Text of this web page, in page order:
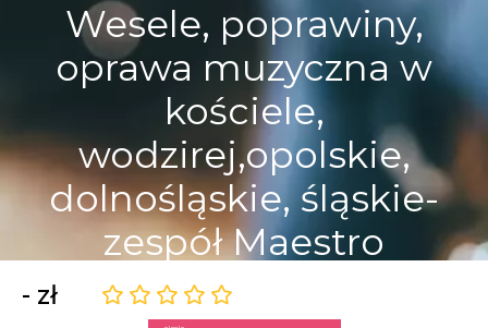
Wesele, poprawiny,
oprawa muzyczna w
kościele,
wodzirej,opolskie,
dolnośląskie, śląskie-
zespół Maestro
- zł